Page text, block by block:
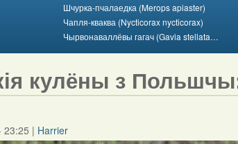
Шчурка-пчалаедка (Merops apiaster)
Чапля-кваква (Nycticorax nycticorax)
Чырвонаваллёвы гагач (Gavia stellata…
кулёны з
23:25 | Harrier